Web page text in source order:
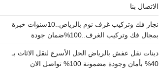
الاتصال بنا
نجار فك وتركيب غرف نوم بالرياض..10سنوات خبرة
بمجال فك وتركيب الغرف..100%ضمان جودة
دينات نقل عفش بالرياض الحل الأسرع لنقل الاثاث بـ
40% بأمان وجودة مضمونة 100% تواصل الان